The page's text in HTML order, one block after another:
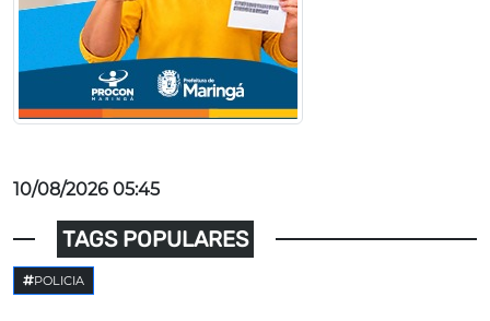
10/08/2026 05:45
TAGS POPULARES
POLICIA